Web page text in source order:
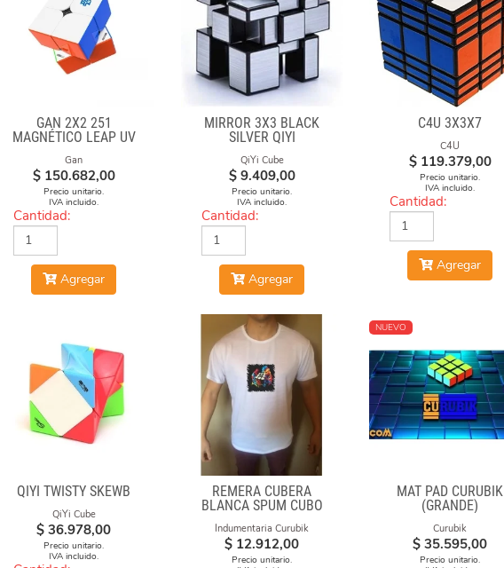
GAN 2X2 251
MAGNÉTICO LEAP UV
Gan
$ 150.682,00
Precio unitario.
IVA incluido.
Cantidad:
Agregar
MIRROR 3X3 BLACK
SILVER QIYI
QiYi Cube
$ 9.409,00
Precio unitario.
IVA incluido.
Cantidad:
Agregar
C4U 3X3X7
C4U
$ 119.379,00
Precio unitario.
IVA incluido.
Cantidad:
Agregar
QIYI TWISTY SKEWB
QiYi Cube
$ 36.978,00
Precio unitario.
IVA incluido.
REMERA CUBERA
BLANCA SPUM CUBO
Indumentaria Curubik
$ 12.912,00
Precio unitario.
NUEVO
MAT PAD CURUBIK
(GRANDE)
Curubik
$ 35.595,00
Precio unitario.